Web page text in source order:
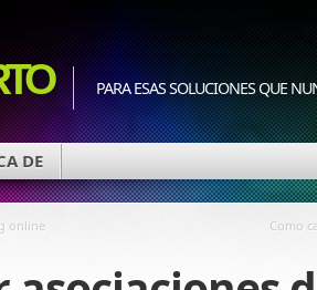
PARA ESAS SOLUCIONES QUE
DE
online Como